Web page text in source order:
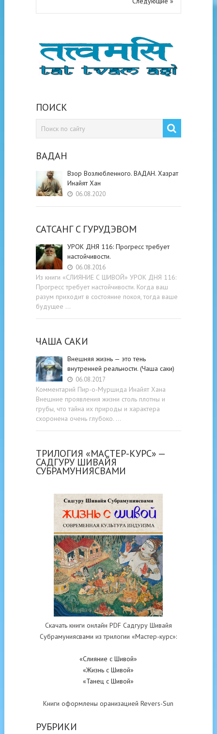
ПОИСК
ВАДАН
Взор Возлюбленного. ВАДАН. Хазрат
Инайят Хан
06.08.2020
САТСАНГ C ГУРУДЭВОМ
УРОК ДНЯ 116: Прогресс требует
настойчивости.
06.08.2016
Из книги «СЛИЯНИЕ С ШИВОЙ» УРОК ДНЯ 116:
Прогресс требует настойчивости. Когда ваш
разум приходит в состояние покоя, тогда ваше
будущее …
ЧАША САКИ
Внешняя жизнь — это тень
внутренней реальности. (Чаша саки)
06.08.2017
Комментарий Пир-о-Муршида Инайят Хана
Внешние проявления жизни столь плотны и
грубы, что тайна их природы и характера
схоронена очень глубоко. …
ТРИЛОГИЯ «МАСТЕР-КУРС» —
САДГУРУ ШИВАЙЯ
СУБРАМУНИЯСВАМИ
Скачать книги онлайн PDF Садгуру Шивайя
Субрамуниясвами из трилогии «Мастер-курс»:
«Слияние с Шивой»
«Жизнь с Шивой»
«Танец с Шивой»
Книги оформлены оранизацией Revers-Sun
РУБРИКИ